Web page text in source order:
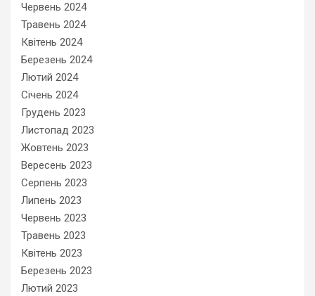
Червень 2024
Травень 2024
Квітень 2024
Березень 2024
Лютий 2024
Січень 2024
Грудень 2023
Листопад 2023
Жовтень 2023
Вересень 2023
Серпень 2023
Липень 2023
Червень 2023
Травень 2023
Квітень 2023
Березень 2023
Лютий 2023